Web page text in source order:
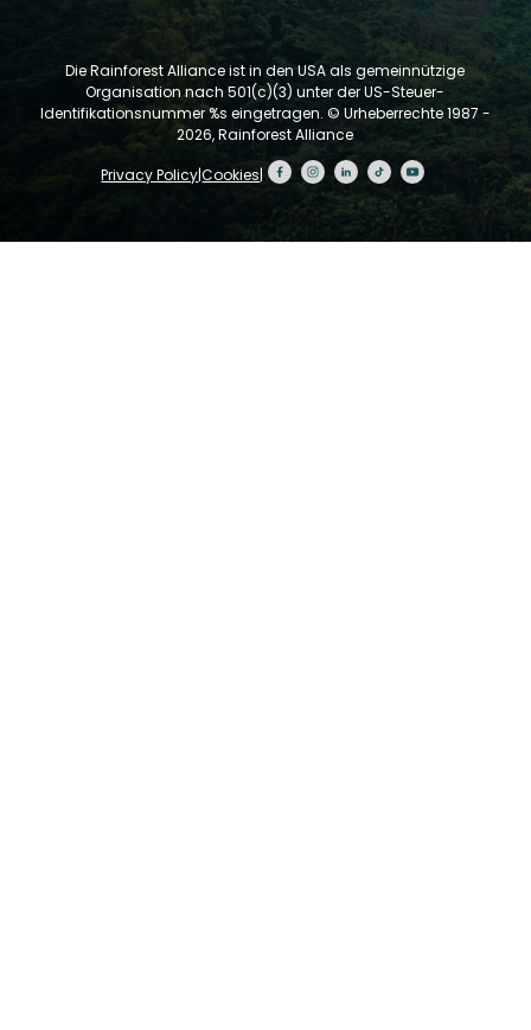
Die Rainforest Alliance ist in den USA als gemeinnützige
Organisation nach 501(c)(3) unter der US-Steuer-
Identifikationsnummer %s eingetragen. © Urheberrechte 1987 -
2026, Rainforest Alliance
Privacy Policy|Cookies|